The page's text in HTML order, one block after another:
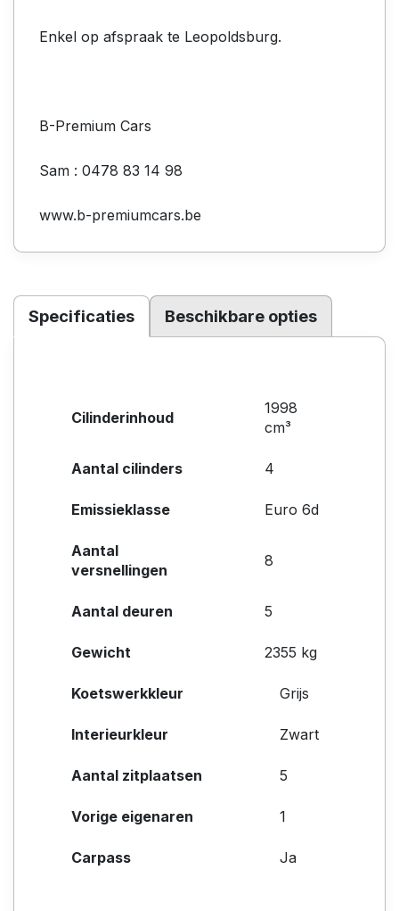
Enkel op afspraak te Leopoldsburg.
B-Premium Cars
Sam : 0478 83 14 98
www.b-premiumcars.be
Specificaties Beschikbare opties
Cilinderinhoud
1998
cm³
Aantal cilinders 4
Emissieklasse Euro 6d
Aantal
versnellingen
8
Aantal deuren 5
Gewicht 2355 kg
Koetswerkkleur Grijs
Interieurkleur Zwart
Aantal zitplaatsen 5
Vorige eigenaren 1
Carpass Ja